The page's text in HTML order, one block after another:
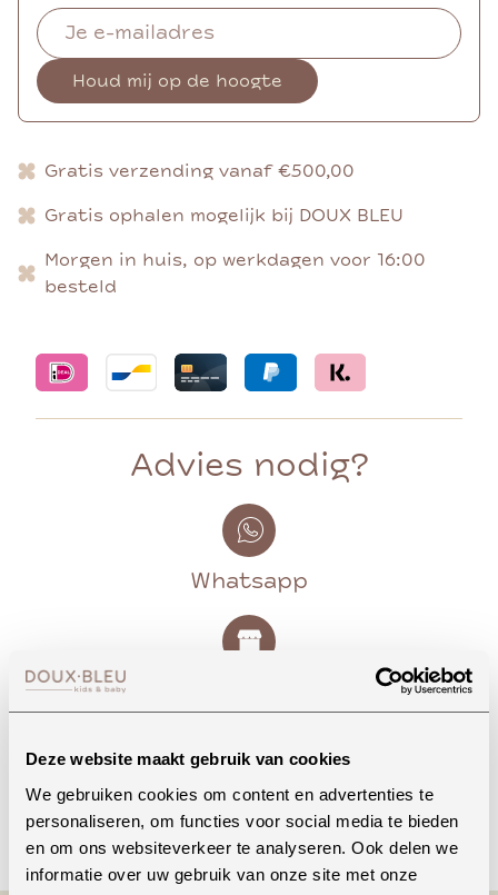
Deze website maakt gebruik van cookies
We gebruiken cookies om content en advertenties te
personaliseren, om functies voor social media te bieden
en om ons websiteverkeer te analyseren. Ook delen we
informatie over uw gebruik van onze site met onze
Houd mij op de hoogte
Gratis verzending vanaf €500,00
Gratis ophalen mogelijk bij DOUX BLEU
Morgen in huis, op werkdagen voor 16:00
besteld
Advies nodig?
Whatsapp
Bekijk openingstijden
Bellen